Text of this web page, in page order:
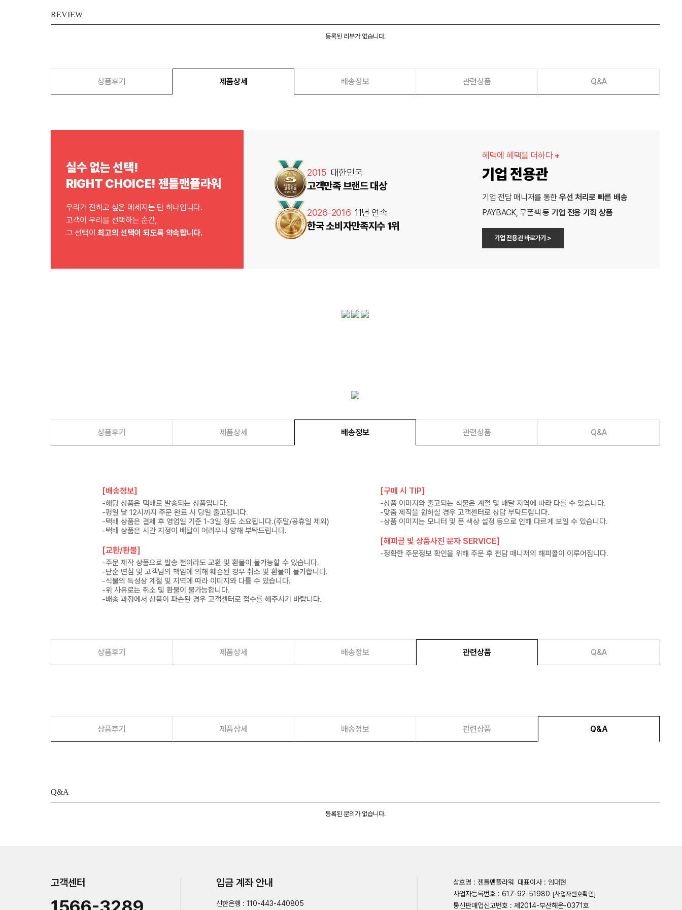
REVIEW
등록된 리뷰가 없습니다.
상품후기 제품상세 배송정보 관련상품 Q&A
실수 없는 선택!
RIGHT CHOICE! 젠틀맨플라워
우리가 전하고 싶은 메세지는 단 하나입니다.
고객이 우리를 선택하는 순간,
그 선택이최고의 선택이 되도록 약속합니다.
2015 대한민국
고객만족 브랜드 대상
2026-2016 11년 연속
한국 소비자만족지수 1위
혜택에 혜택을 더하다 +
기업 전용관
기업 전담 매니저를 통한 우선 처리로 빠른 배송
PAYBACK, 쿠폰팩 등 기업 전용 기획 상품
기업 전용관 바로가기 >
상품후기 제품상세 배송정보 관련상품 Q&A
[배송정보]
-해당 상품은 택배로 발송되는 상품입니다.
-평일 낮 12시까지 주문 완료 시 당일 출고됩니다.
-택배 상품은 결제 후 영업일 기준 1-3일 정도 소요됩니다.(주말/공휴일 제외)
-택배 상품은 시간 지정이 배달이 어려우니 양해 부탁드립니다.
[교환/환불]
-주문 제작 상품으로 발송 전이라도 교환 및 환불이 불가능할 수 있습니다.
-단순 변심 및 고객님의 책임에 의해 훼손된 경우 취소 및 환불이 불가합니다.
-식물의 특성상 계절 및 지역에 따라 이미지와 다를 수 있습니다.
-위 사유로는 취소 및 환불이 불가능합니다.
-배송 과정에서 상품이 파손된 경우 고객센터로 접수를 해주시기 바랍니다.
[구매 시 TIP]
-상품 이미지와 출고되는 식물은 계절 및 배달 지역에 따라 다를 수 있습니다.
-맞춤 제작을 원하실 경우 고객센터로 상담 부탁드립니다.
-상품 이미지는 모니터 및 폰 색상 설정 등으로 인해 다르게 보일 수 있습니다.
[해피콜 및 상품사진 문자 SERVICE]
-정확한 주문정보 확인을 위해 주문 후 전담 매니저의 해피콜이 이루어집니다.
상품후기 제품상세 배송정보 관련상품 Q&A
상품후기 제품상세 배송정보 관련상품 Q&A
Q&A
등록된 문의가 없습니다.
고객센터 입금 계좌 안내
신한은행 : 110-443-440805
상호명 : 젠틀맨플라워
대표이사 : 임대현
사업자등록번호 : 617-92-51980 [사업자번호확인]
통신판매업신고번호 : 제2014-부산해운-0371호